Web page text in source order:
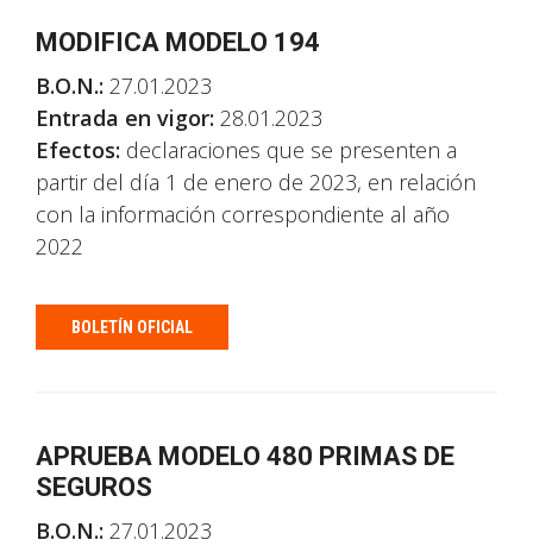
MODIFICA MODELO 194
B.O.N.: 27.01.2023
Entrada en vigor: 28.01.2023
Efectos: declaraciones que se presenten a
partir del día 1 de enero de 2023, en relación
con la información correspondiente al año
2022
BOLETÍN OFICIAL
APRUEBA MODELO 480 PRIMAS DE
SEGUROS
B.O.N.: 27.01.2023